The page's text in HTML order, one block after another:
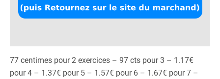
77 centimes pour 2 exercices – 97 cts pour 3 – 1.17€
pour 4 – 1.37€ pour 5 – 1.57€ pour 6 – 1.67€ pour 7 –